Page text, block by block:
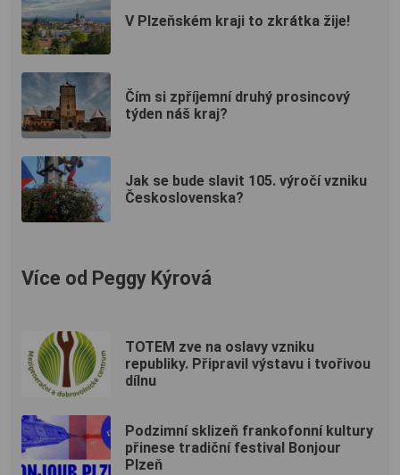
V Plzeňském kraji to zkrátka žije!
Čím si zpříjemní druhý prosincový
týden náš kraj?
Jak se bude slavit 105. výročí vzniku
Československa?
Více od Peggy Kýrová
TOTEM zve na oslavy vzniku
republiky. Připravil výstavu i tvořivou
dílnu
Podzimní sklizeň frankofonní kultury
přinese tradiční festival Bonjour
Plzeň